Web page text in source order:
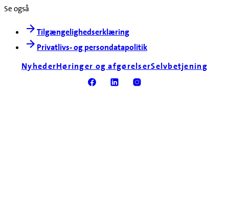
Se også
Tilgængelighedserklæring
Privatlivs- og persondatapolitik
NyhederHøringer og afgørelserSelvbetjening